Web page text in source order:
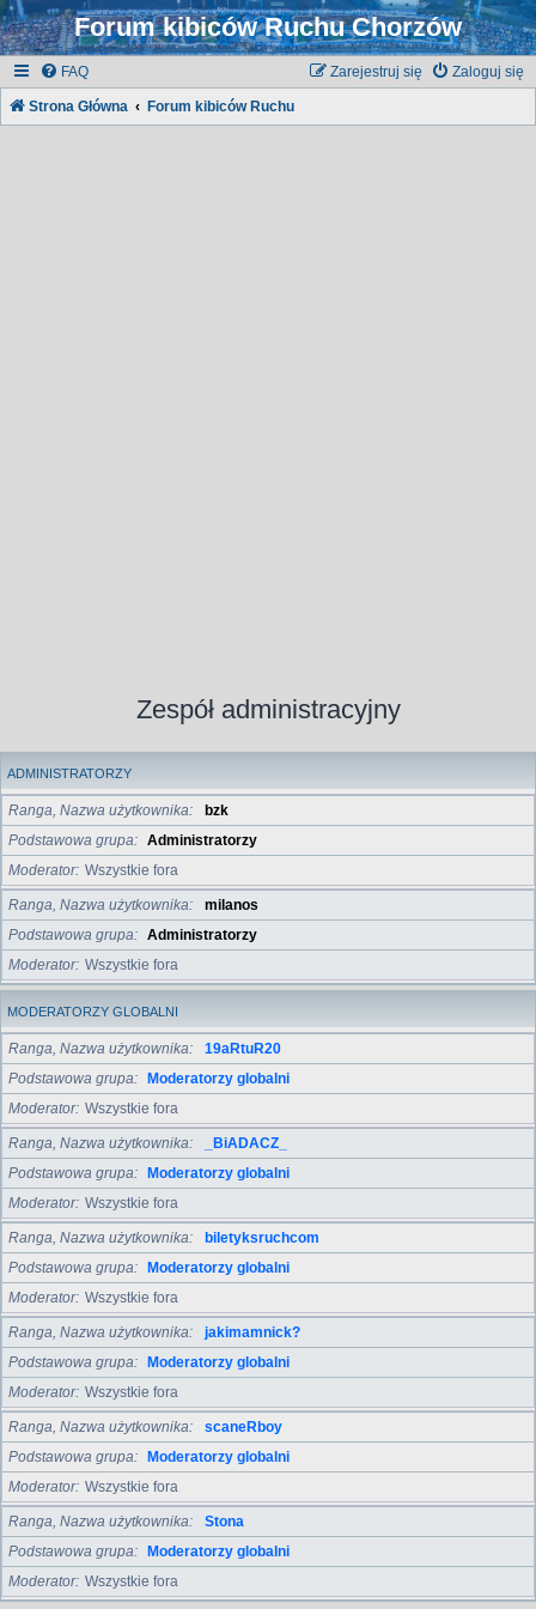
Forum kibiców Ruchu Chorzów
FAQ Zaloguj się
Zarejestruj się
Strona Główna Forum kibiców Ruchu
Zespół administracyjny
ADMINISTRATORZY
Ranga, Nazwa użytkownika
bzk
Podstawowa grupa
Administratorzy
Moderator Wszystkie fora
Ranga, Nazwa użytkownika
milanos
Podstawowa grupa
Administratorzy
Moderator Wszystkie fora
MODERATORZY GLOBALNI
Ranga, Nazwa użytkownika
19aRtuR20
Podstawowa grupa
Moderatorzy globalni
Moderator Wszystkie fora
Ranga, Nazwa użytkownika
_BiADACZ_
Podstawowa grupa
Moderatorzy globalni
Moderator Wszystkie fora
Ranga, Nazwa użytkownika
biletyksruchcom
Podstawowa grupa
Moderatorzy globalni
Moderator Wszystkie fora
Ranga, Nazwa użytkownika
jakimamnick?
Podstawowa grupa
Moderatorzy globalni
Moderator Wszystkie fora
Ranga, Nazwa użytkownika
scaneRboy
Podstawowa grupa
Moderatorzy globalni
Moderator Wszystkie fora
Ranga, Nazwa użytkownika
Stona
Podstawowa grupa
Moderatorzy globalni
Moderator Wszystkie fora